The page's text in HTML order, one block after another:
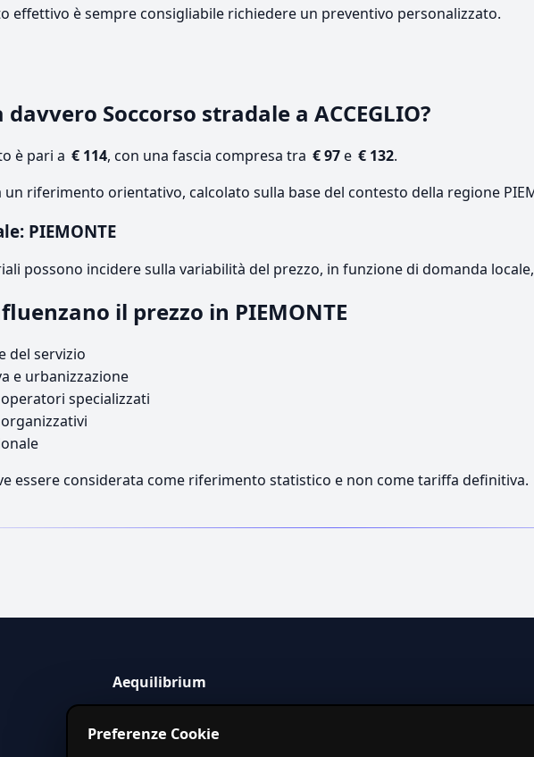
effettivo è sempre consigliabile richiedere un preventivo personalizzato.
Soccorso stradale a ACCEGLIO?
è pari a € 114, con una fascia compresa tra € 97e € 132.
riferimento orientativo, calcolato sulla base del contesto della regione
PIEMONTE
possono incidere sulla variabilità del prezzo, in funzione di domanda
il prezzo in PIEMONTE
del servizio
e urbanizzazione
specializzati
essere considerata come riferimento statistico e non come tariffa definitiva.
Aequilibrium
servizi in Italia.
Preferenze Cookie